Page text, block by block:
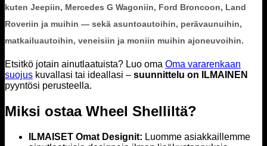
kuten Jeepiin, Mercedes G Wagoniin, Ford Broncoon, Land
Roveriin ja muihin — sekä asuntoautoihin, perävaunuihin,
matkailuautoihin, veneisiin ja moniin muihin ajoneuvoihin.
Etsitkö jotain ainutlaatuista? Luo oma Oma vararenkaan
suojus kuvallasi tai ideallasi – suunnittelu on ILMAINEN
pyyntösi perusteella.
Miksi ostaa Wheel Shelliltä?
ILMAISET Omat Designit: Luomme asiakkaillemme